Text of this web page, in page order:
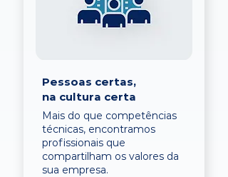
Pessoas certas,
na cultura certa
Mais do que competências
técnicas, encontramos
profissionais que
compartilham os valores da
sua empresa.